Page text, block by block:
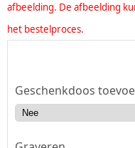
afbeelding. De afbeelding
het bestelproces.
Geschenkdoos